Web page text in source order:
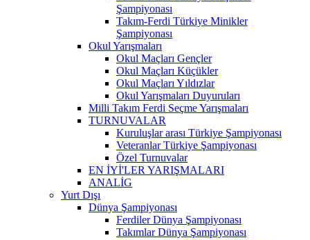
Şampiyonası
Takım-Ferdi Türkiye Minikler
Şampiyonası
Okul Yarışmaları
Okul Maçları Gençler
Okul Maçları Küçükler
Okul Maçları Yıldızlar
Okul Yarışmaları Duyuruları
Milli Takım Ferdi Seçme Yarışmaları
TURNUVALAR
Kuruluşlar arası Türkiye Şampiyonası
Veteranlar Türkiye Şampiyonası
Özel Turnuvalar
EN İYİ'LER YARIŞMALARI
ANALİG
Yurt Dışı
Dünya Şampiyonası
Ferdiler Dünya Şampiyonası
Takımlar Dünya Şampiyonası